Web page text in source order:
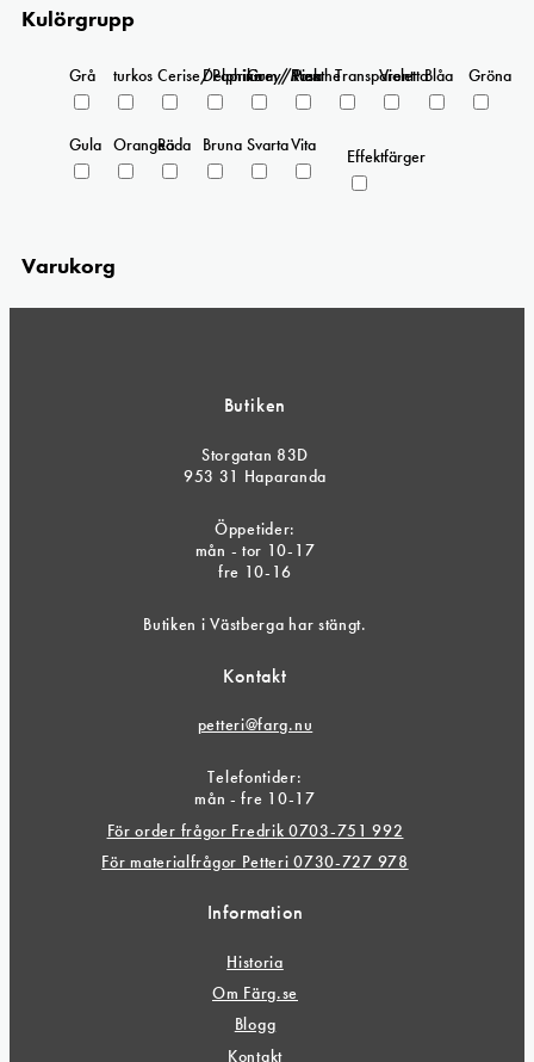
Kulörgrupp
Grå turkos Cerise/Paprika
Delphinium/Menthe
Grey/Pink
Rosa Transparent
ViolettaBlåa Gröna
Gula OrangeaRöda Bruna SvartaVita
Effektfärger
Varukorg
Butiken
Storgatan 83D
953 31 Haparanda
Öppetider:
mån - tor 10-17
fre 10-16
Butiken i Västberga har stängt.
Kontakt
petteri@farg.nu
Telefontider:
mån - fre 10-17
För order frågor Fredrik 0703-751 992
För materialfrågor Petteri 0730-727 978
Information
Historia
Om Färg.se
Blogg
Kontakt